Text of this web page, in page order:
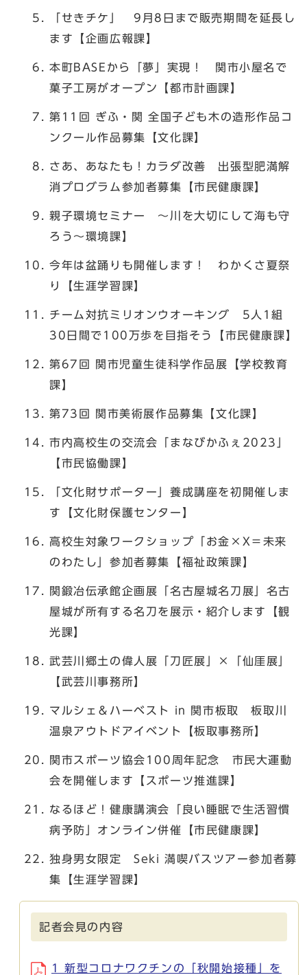
「せきチケ」 9月8日まで販売期間を延長し
ます【企画広報課】
本町BASEから「夢」実現！ 関市小屋名で
菓子工房がオープン【都市計画課】
第11回 ぎふ・関 全国子ども木の造形作品コ
ンクール作品募集【文化課】
さあ、あなたも！カラダ改善 出張型肥満解
消プログラム参加者募集【市民健康課】
親子環境セミナー ～川を大切にして海も守
ろう～環境課】
今年は盆踊りも開催します！ わかくさ夏祭
り【生涯学習課】
チーム対抗ミリオンウオーキング 5人1組
30日間で100万歩を目指そう【市民健康課】
第67回 関市児童生徒科学作品展【学校教育
課】
第73回 関市美術展作品募集【文化課】
市内高校生の交流会「まなびかふぇ2023」
【市民協働課】
「文化財サポーター」養成講座を初開催しま
す【文化財保護センター】
高校生対象ワークショップ「お金×X＝未来
のわたし」参加者募集【福祉政策課】
関鍛冶伝承館企画展「名古屋城名刀展」名古
屋城が所有する名刀を展示・紹介します【観
光課】
武芸川郷土の偉人展「刀匠展」×「仙厓展」
【武芸川事務所】
マルシェ＆ハーベスト in 関市板取 板取川
温泉アウトドアイベント【板取事務所】
関市スポーツ協会100周年記念 市民大運動
会を開催します【スポーツ推進課】
なるほど！健康講演会「良い睡眠で生活習慣
病予防」オンライン併催【市民健康課】
独身男女限定 Seki 満喫バスツアー参加者募
集【生涯学習課】
記者会見の内容
1 新型コロナワクチンの「秋開始接種」を